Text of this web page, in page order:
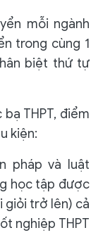
mỗi ngành
trong cùng 1
biệt thứ tự
THPT, điểm
kiện:
pháp và luật
học tập được
giỏi trở lên) cả
nghiệp THPT